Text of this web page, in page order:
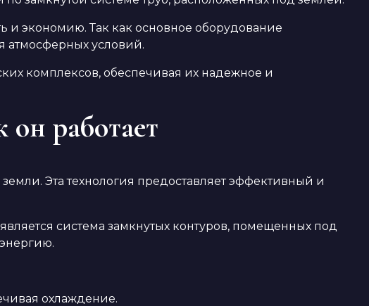
и экономию. Так как основное оборудование
атмосферных условий.
комплексов, обеспечивая их надежное и
он работает
Эта технология предоставляет эффективный и
система замкнутых контуров, помещенных под
охлаждение.